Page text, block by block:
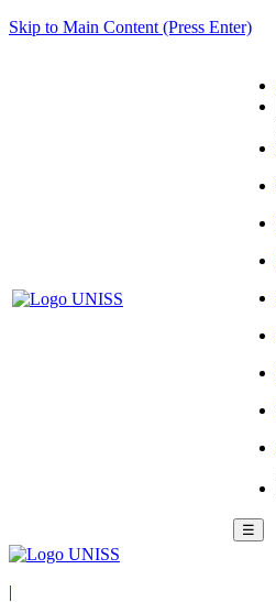
Skip to Main Content (Press Enter)
☰
|